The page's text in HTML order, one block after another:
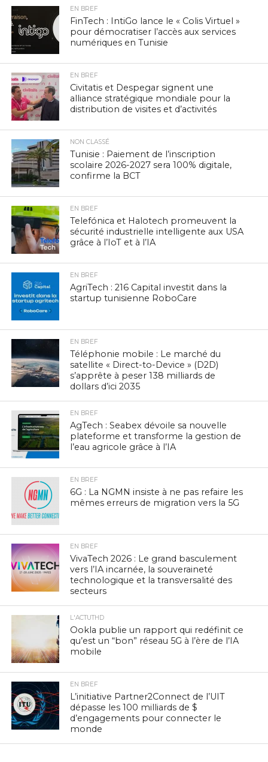
EN BREF
FinTech : IntiGo lance le « Colis Virtuel »
pour démocratiser l’accès aux services
numériques en Tunisie
EN BREF
Civitatis et Despegar signent une
alliance stratégique mondiale pour la
distribution de visites et d’activités
NON CLASSÉ
Tunisie : Paiement de l’inscription
scolaire 2026-2027 sera 100% digitale,
confirme la BCT
EN BREF
Telefónica et Halotech promeuvent la
sécurité industrielle intelligente aux USA
grâce à l’IoT et à l’IA
EN BREF
AgriTech : 216 Capital investit dans la
startup tunisienne RoboCare
EN BREF
Téléphonie mobile : Le marché du
satellite « Direct-to-Device » (D2D)
s’apprête à peser 138 milliards de
dollars d’ici 2035
EN BREF
AgTech : Seabex dévoile sa nouvelle
plateforme et transforme la gestion de
l’eau agricole grâce à l’IA
EN BREF
6G : La NGMN insiste à ne pas refaire les
mêmes erreurs de migration vers la 5G
EN BREF
VivaTech 2026 : Le grand basculement
vers l’IA incarnée, la souveraineté
technologique et la transversalité des
secteurs
L'ACTUTHD
Ookla publie un rapport qui redéfinit ce
qu’est un “bon” réseau 5G à l’ère de l’IA
mobile
EN BREF
L’initiative Partner2Connect de l’UIT
dépasse les 100 milliards de $
d’engagements pour connecter le
monde